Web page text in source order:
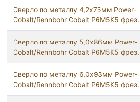
Сверло по металлу 4,2х75мм Power-
Cobalt/Rennbohr Cobalt Р6М5К5 фрез.
Сверло по металлу 5,0х86мм Power-
Cobalt/Rennbohr Cobalt Р6М5К5 фрез.
Сверло по металлу 6,0х93мм Power-
Cobalt/Rennbohr Cobalt Р6М5К5 фрез.